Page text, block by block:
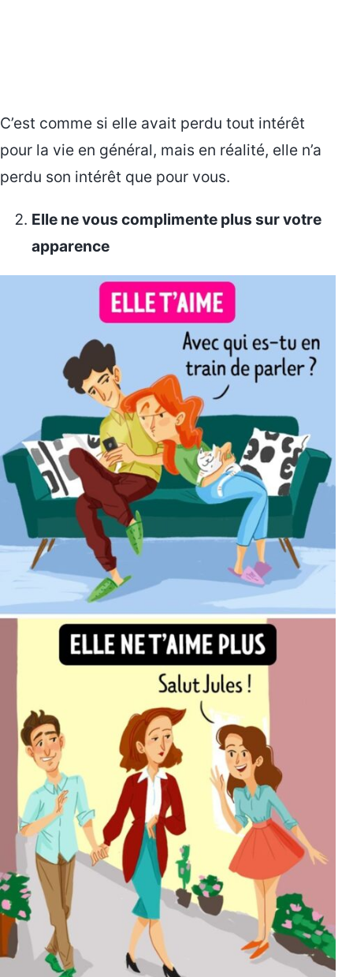
C’est comme si elle avait perdu tout intérêt
pour la vie en général, mais en réalité, elle n’a
perdu son intérêt que pour vous.
Elle ne vous complimente plus sur votre
apparence